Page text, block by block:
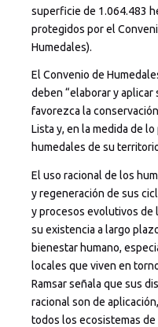
superficie de 1.064.483
protegidos por el
Humedales).
El Convenio de
deben “elaborar y
favorezca la
Lista y, en la medida de
humedales de su
El uso racional de los
y regeneración de sus
y procesos evolutivos de
su existencia a largo
bienestar humano,
locales que viven en
Ramsar señala que sus
racional son de
todos los ecosistemas